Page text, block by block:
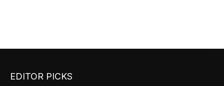
EDITOR PICKS